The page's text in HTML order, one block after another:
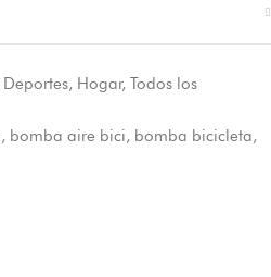
, Hogar, Todos los
, bomba aire bici, bomba bicicleta,